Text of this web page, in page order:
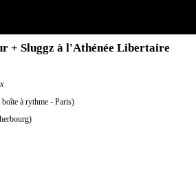
+ Sluggz à l'Athénée Libertaire
à rythme - Paris)